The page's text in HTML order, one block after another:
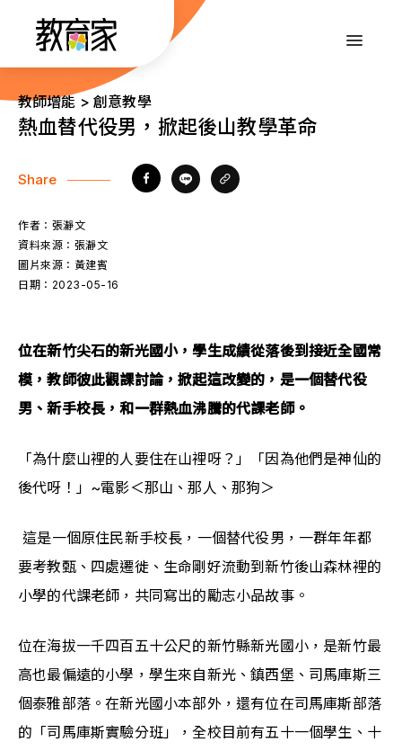
內
::: 教師增能 > 創意教學
熱血替代役男，掀起後山教學革命
Share
作者： 張瀞文
資料來源： 張瀞文
圖片來源： 黃建賓
日期： 2023-05-16
位在新竹尖石的新光國小，學生成績從落後到接近全國常
模，教師彼此觀課討論，掀起這改變的，是一個替代役
男、新手校長，和一群熱血沸騰的代課老師。
「為什麼山裡的人要住在山裡呀？」「因為他們是神仙的
後代呀！」~電影＜那山、那人、那狗＞
這是一個原住民新手校長，一個替代役男，一群年年都
要考教甄、四處遷徙、生命剛好流動到新竹後山森林裡的
小學的代課老師，共同寫出的勵志小品故事。
位在海拔一千四百五十公尺的新竹縣新光國小，是新竹最
高也最偏遠的小學，學生來自新光、鎮西堡、司馬庫斯三
個泰雅部落。在新光國小本部外，還有位在司馬庫斯部落
的「司馬庫斯實驗分班」，全校目前有五十一個學生、十